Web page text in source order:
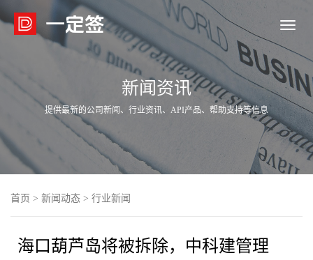

新闻资讯
提供最新的公司新闻、行业资讯、API产品、帮助支持等信息
首页 > 新闻动态 > 行业新闻
海口葫芦岛将被拆除，中科建管理